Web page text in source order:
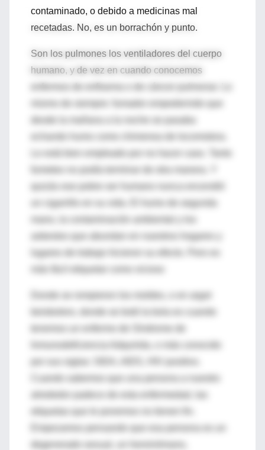
contaminado, o debido a medicinas mal
recetadas. No, es un borrachón y punto.
Son los pulmones los ventiladores del cuerpo
humano, y de vez en cuando conocemos
mismo de siempre: fumador empedernido que
un cigarrillo en su vida. El humo de segunda
asbestos que abundan en nuestros hogares y
lugares de trabajo hicieron su efecto. Pero es
más fácil etiquetar como vicioso
Donde se rompieron los moldes, o en argot
por sus siglas: SIDA, AIDS, HIV positivo.
etiquetas que le ponemos no tienen fin.
Empezamos pensando que esa persona es un
degenerado sexual, un heroinómano,